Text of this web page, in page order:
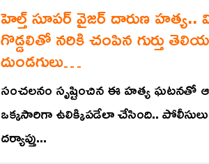
హెల్త్ సూపర్ వైజర్ దారుణ
గొడ్డలితో నరికి చంపిన గుర్తు
దుండగులు…
సంచలనం సృష్టించిన ఈ హత్య ఘటనతో
ఒక్కసారిగా ఉలిక్కిపడేలా చేసింది..
దర్యాప్తు...